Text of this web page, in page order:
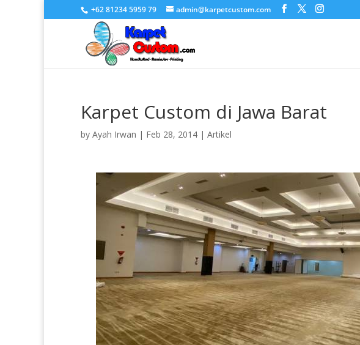
+62 81234 5959 79 admin@karpetcustom.com
Karpet Custom di Jawa Barat
by Ayah Irwan | Feb 28, 2014 | Artikel